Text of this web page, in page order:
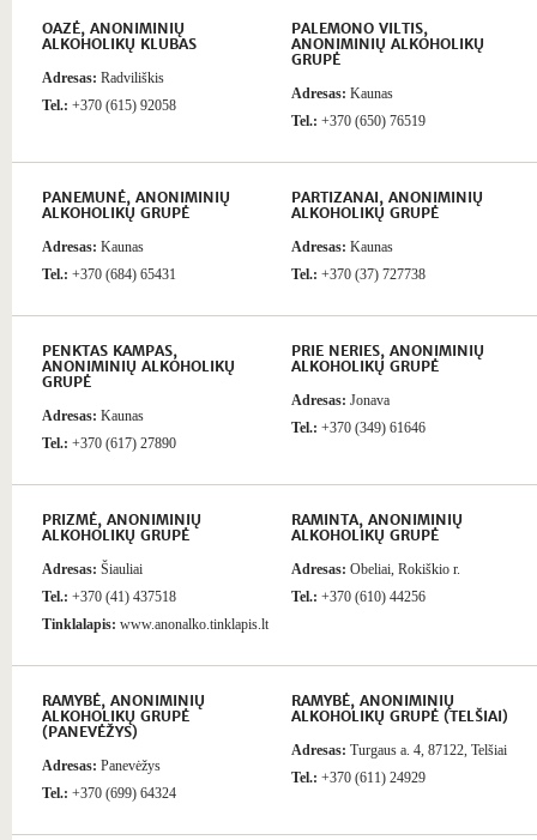
OAZĖ, ANONIMINIŲ
ALKOHOLIKŲ KLUBAS
Adresas: Radviliškis
Tel.: +370 (615) 92058
PALEMONO VILTIS,
ANONIMINIŲ ALKOHOLIKŲ
GRUPĖ
Adresas: Kaunas
Tel.: +370 (650) 76519
PANEMUNĖ, ANONIMINIŲ
ALKOHOLIKŲ GRUPĖ
Adresas: Kaunas
Tel.: +370 (684) 65431
PARTIZANAI, ANONIMINIŲ
ALKOHOLIKŲ GRUPĖ
Adresas: Kaunas
Tel.: +370 (37) 727738
PENKTAS KAMPAS,
ANONIMINIŲ ALKOHOLIKŲ
GRUPĖ
Adresas: Kaunas
Tel.: +370 (617) 27890
PRIE NERIES, ANONIMINIŲ
ALKOHOLIKŲ GRUPĖ
Adresas: Jonava
Tel.: +370 (349) 61646
PRIZMĖ, ANONIMINIŲ
ALKOHOLIKŲ GRUPĖ
Adresas: Šiauliai
Tel.: +370 (41) 437518
Tinklalapis: www.anonalko.tinklapis.lt
RAMINTA, ANONIMINIŲ
ALKOHOLIKŲ GRUPĖ
Adresas: Obeliai, Rokiškio r.
Tel.: +370 (610) 44256
RAMYBĖ, ANONIMINIŲ
ALKOHOLIKŲ GRUPĖ
(PANEVĖŽYS)
Adresas: Panevėžys
Tel.: +370 (699) 64324
RAMYBĖ, ANONIMINIŲ
ALKOHOLIKŲ GRUPĖ (TELŠIAI)
Adresas: Turgaus a. 4, 87122, Telšiai
Tel.: +370 (611) 24929